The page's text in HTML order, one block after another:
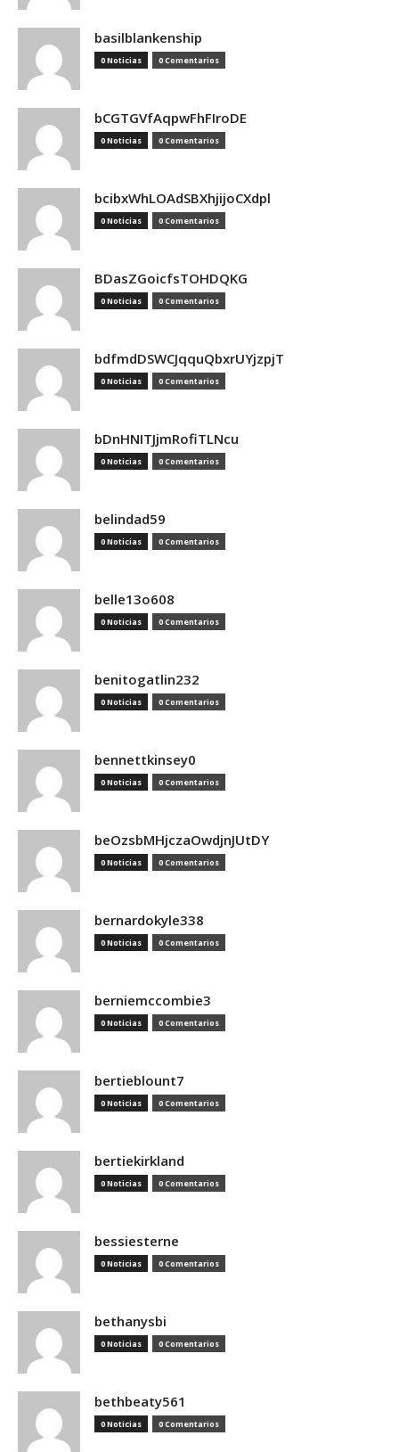
basilblankenship
0 Noticias 0 Comentarios
bCGTGVfAqpwFhFIroDE
0 Noticias 0 Comentarios
bcibxWhLOAdSBXhjijoCXdpl
0 Noticias 0 Comentarios
BDasZGoicfsTOHDQKG
0 Noticias 0 Comentarios
bdfmdDSWCJqquQbxrUYjzpjT
0 Noticias 0 Comentarios
bDnHNITJjmRofiTLNcu
0 Noticias 0 Comentarios
belindad59
0 Noticias 0 Comentarios
belle13o608
0 Noticias 0 Comentarios
benitogatlin232
0 Noticias 0 Comentarios
bennettkinsey0
0 Noticias 0 Comentarios
beOzsbMHjczaOwdjnJUtDY
0 Noticias 0 Comentarios
bernardokyle338
0 Noticias 0 Comentarios
berniemccombie3
0 Noticias 0 Comentarios
bertieblount7
0 Noticias 0 Comentarios
bertiekirkland
0 Noticias 0 Comentarios
bessiesterne
0 Noticias 0 Comentarios
bethanysbi
0 Noticias 0 Comentarios
bethbeaty561
0 Noticias 0 Comentarios